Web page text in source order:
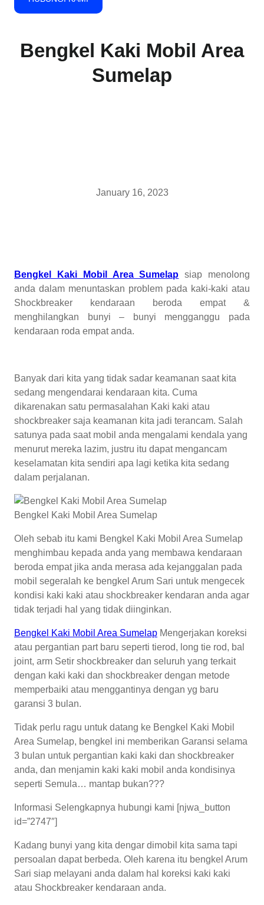
Bengkel Kaki Mobil Area
Sumelap
January 16, 2023
Bengkel Kaki Mobil Area Sumelap siap menolong
anda dalam menuntaskan problem pada kaki-kaki atau
Shockbreaker kendaraan beroda empat &
menghilangkan bunyi – bunyi mengganggu pada
kendaraan roda empat anda.
Banyak dari kita yang tidak sadar keamanan saat kita
sedang mengendarai kendaraan kita. Cuma
dikarenakan satu permasalahan Kaki kaki atau
shockbreaker saja keamanan kita jadi terancam. Salah
satunya pada saat mobil anda mengalami kendala yang
menurut mereka lazim, justru itu dapat mengancam
keselamatan kita sendiri apa lagi ketika kita sedang
dalam perjalanan.
Bengkel Kaki Mobil Area Sumelap
Oleh sebab itu kami Bengkel Kaki Mobil Area Sumelap
menghimbau kepada anda yang membawa kendaraan
beroda empat jika anda merasa ada kejanggalan pada
mobil segeralah ke bengkel Arum Sari untuk mengecek
kondisi kaki kaki atau shockbreaker kendaran anda agar
tidak terjadi hal yang tidak diinginkan.
Bengkel Kaki Mobil Area Sumelap Mengerjakan koreksi
atau pergantian part baru seperti tierod, long tie rod, bal
joint, arm Setir shockbreaker dan seluruh yang terkait
dengan kaki kaki dan shockbreaker dengan metode
memperbaiki atau menggantinya dengan yg baru
garansi 3 bulan.
Tidak perlu ragu untuk datang ke Bengkel Kaki Mobil
Area Sumelap, bengkel ini memberikan Garansi selama
3 bulan untuk pergantian kaki kaki dan shockbreaker
anda, dan menjamin kaki kaki mobil anda kondisinya
seperti Semula… mantap bukan???
Informasi Selengkapnya hubungi kami [njwa_button
id=”2747″]
Kadang bunyi yang kita dengar dimobil kita sama tapi
persoalan dapat berbeda. Oleh karena itu bengkel Arum
Sari siap melayani anda dalam hal koreksi kaki kaki
atau Shockbreaker kendaraan anda.